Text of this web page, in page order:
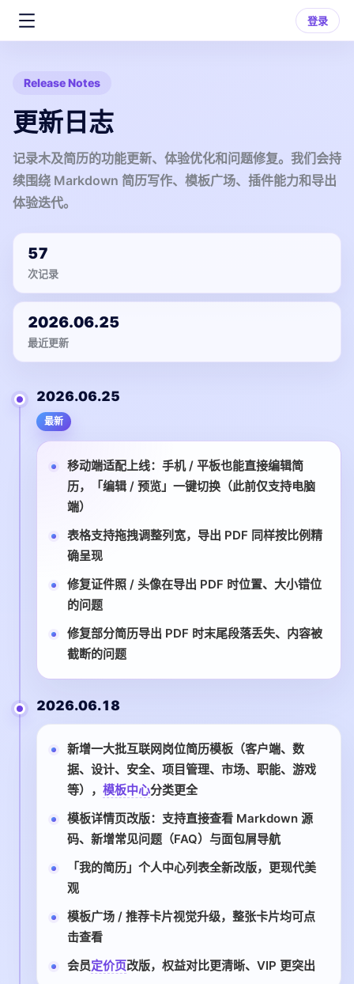
登录
Release Notes
更新日志
记录木及简历的功能更新、体验优化和问题修复。我们会持
续围绕 Markdown 简历写作、模板广场、插件能力和导出
体验迭代。
57
次记录
2026.06.25
最近更新
2026.06.25
最新
移动端适配上线：手机 / 平板也能直接编辑简
历，「编辑 / 预览」一键切换（此前仅支持电脑
端）
表格支持拖拽调整列宽，导出 PDF 同样按比例精
确呈现
修复证件照 / 头像在导出 PDF 时位置、大小错位
的问题
修复部分简历导出 PDF 时末尾段落丢失、内容被
截断的问题
2026.06.18
新增一大批互联网岗位简历模板（客户端、数
据、设计、安全、项目管理、市场、职能、游戏
等）， 模板中心分类更全
模板详情页改版：支持直接查看 Markdown 源
码、新增常见问题（FAQ）与面包屑导航
「我的简历」个人中心列表全新改版，更现代美
观
模板广场 / 推荐卡片视觉升级，整张卡片均可点
击查看
会员定价页改版，权益对比更清晰、VIP 更突出